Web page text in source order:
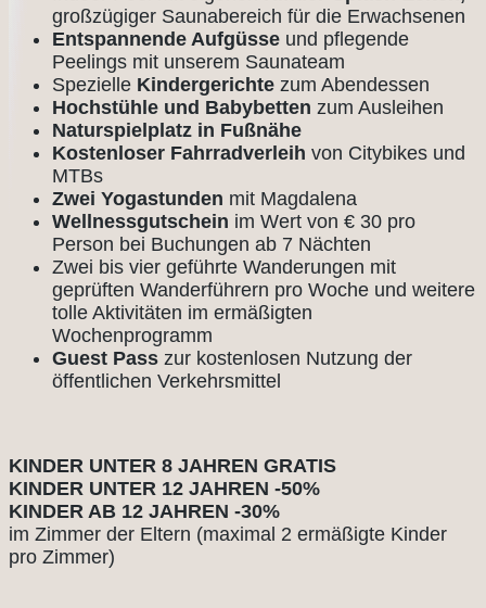
großzügiger Saunabereich für die Erwachsenen
Entspannende Aufgüsse und pflegende
Peelings mit unserem Saunateam
Spezielle Kindergerichte zum Abendessen
Hochstühle und Babybetten zum Ausleihen
Naturspielplatz in Fußnähe
Kostenloser Fahrradverleih von Citybikes und
MTBs
Zwei Yogastunden mit Magdalena
Wellnessgutschein im Wert von € 30 pro
Person bei Buchungen ab 7 Nächten
Zwei bis vier geführte Wanderungen mit
geprüften Wanderführern pro Woche und weitere
tolle Aktivitäten im ermäßigten
Wochenprogramm
Guest Pass zur kostenlosen Nutzung der
öffentlichen Verkehrsmittel
KINDER UNTER 8 JAHREN GRATIS
KINDER UNTER 12 JAHREN -50%
KINDER AB 12 JAHREN -30%
im Zimmer der Eltern (maximal 2 ermäßigte Kinder
pro Zimmer)